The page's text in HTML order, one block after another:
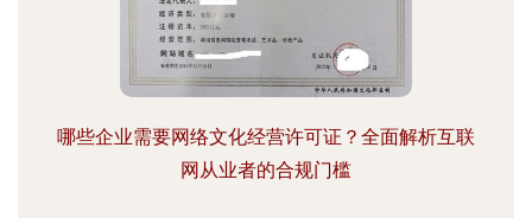
哪些企业需要网络文化经营许可证？全面解析互联
网从业者的合规门槛